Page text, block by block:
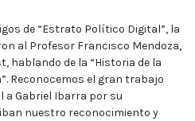
de “Estrato Político Digital”, la
al Profesor Francisco Mendoza,
hablando de la “Historia de la
Reconocemos el gran trabajo
a Gabriel Ibarra por su
nuestro reconocimiento y